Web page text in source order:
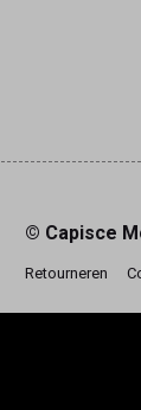
© Capisce
Retourneren